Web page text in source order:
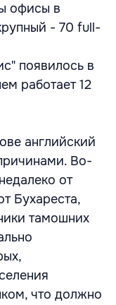
офисы в
- 70 full-
появилось в
работает 12
английский
Во-
от
Бухареста,
тамошних
что должно